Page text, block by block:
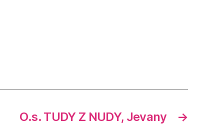
→
O.s. TUDY Z NUDY, Jevany